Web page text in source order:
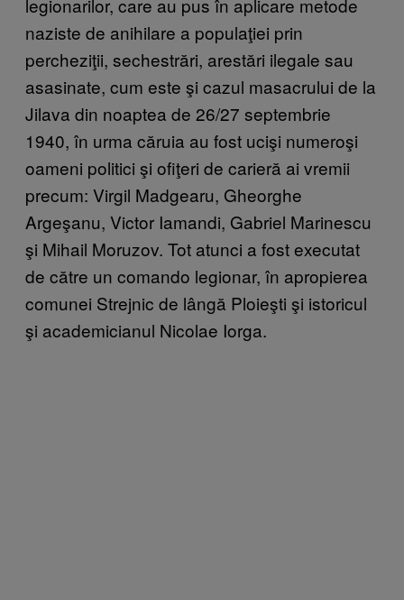
naziste de anihilare a populaţiei prin
percheziţii, sechestrări, arestări ilegale sau
asasinate, cum este şi cazul masacrului de la
Jilava din noaptea de 26/27 septembrie
1940, în urma căruia au fost ucişi numeroşi
oameni politici şi ofiţeri de carieră ai vremii
precum: Virgil Madgearu, Gheorghe
Argeşanu, Victor Iamandi, Gabriel Marinescu
şi Mihail Moruzov. Tot atunci a fost executat
de către un comando legionar, în apropierea
comunei Strejnic de lângă Ploieşti şi istoricul
şi academicianul Nicolae Iorga.